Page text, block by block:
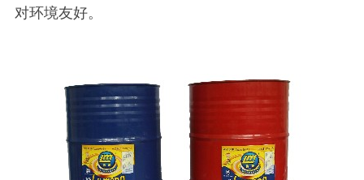
对环境友好。